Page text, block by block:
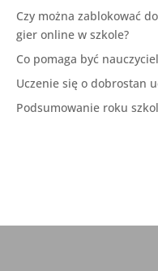
Czy można zablokować
gier online w szkole?
Co pomaga być
Uczenie się o dobrostan
Podsumowanie roku